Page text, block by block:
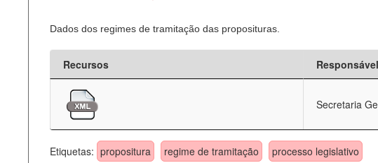
Dados dos regimes de tramitação das proposituras.
Recursos Responsável
Secretaria
Etiquetas: propositura regime de tramitação processo legislativo